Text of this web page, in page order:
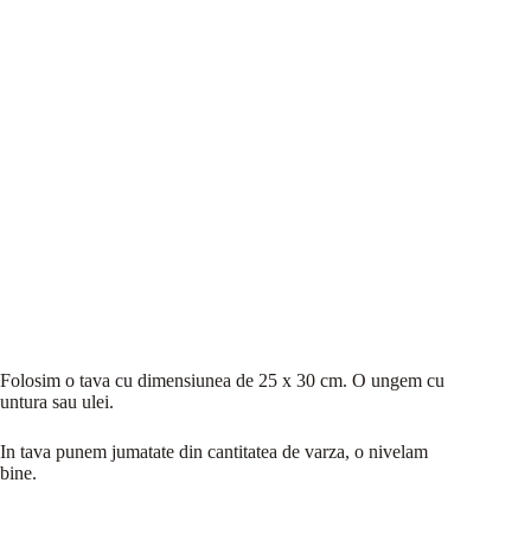
Folosim o tava cu dimensiunea de 25 x 30 cm. O ungem cu
untura sau ulei.
In tava punem jumatate din cantitatea de varza, o nivelam
bine.